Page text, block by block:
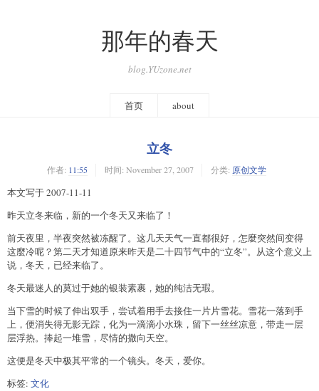
那年的春天
blog.YUzone.net
首页 about
立冬
作者: 11:55 时间: November 27, 2007 分类: 原创文学
本文写于 2007-11-11
昨天立冬来临，新的一个冬天又来临了！
前天夜里，半夜突然被冻醒了。这几天天气一直都很好，怎麼突然间变得
这麼冷呢？第二天才知道原来昨天是二十四节气中的“立冬”。从这个意义上
说，冬天，已经来临了。
冬天最迷人的莫过于她的银装素裹，她的纯洁无瑕。
当下雪的时候了伸出双手，尝试着用手去接住一片片雪花。雪花一落到手
上，便消失得无影无踪，化为一滴滴小水珠，留下一丝丝凉意，带走一层
层浮热。捧起一堆雪，尽情的撒向天空。
这便是冬天中极其平常的一个镜头。冬天，爱你。
标签: 文化